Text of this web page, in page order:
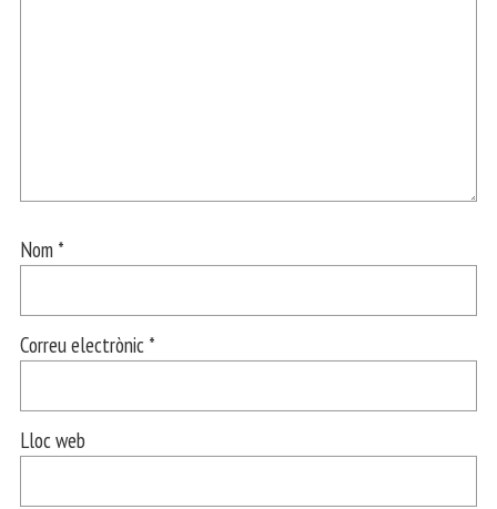
Nom *
Correu electrònic *
Lloc web